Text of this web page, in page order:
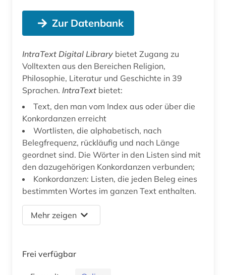
Zur Datenbank
IntraText Digital Library bietet Zugang zu
Volltexten aus den Bereichen Religion,
Philosophie, Literatur und Geschichte in 39
Sprachen. IntraText bietet:
Text, den man vom Index aus oder über die
Konkordanzen erreicht
Wortlisten, die alphabetisch, nach
Belegfrequenz, rückläufig und nach Länge
geordnet sind. Die Wörter in den Listen sind mit
den dazugehörigen Konkordanzen verbunden;
Konkordanzen: Listen, die jeden Beleg eines
bestimmten Wortes im ganzen Text enthalten.
Mehr zeigen
Frei verfügbar